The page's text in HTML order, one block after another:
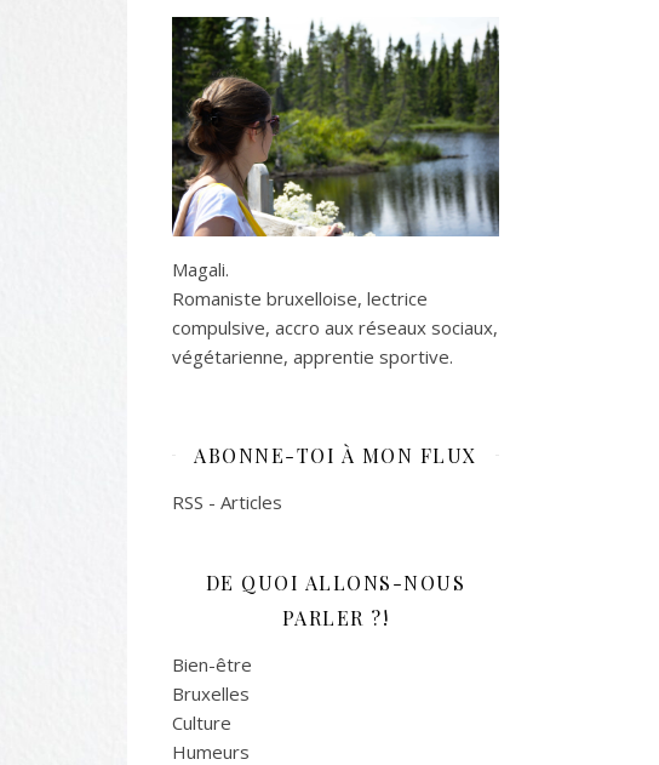
Magali.
Romaniste bruxelloise, lectrice
compulsive, accro aux réseaux sociaux,
végétarienne, apprentie sportive.
ABONNE-TOI À MON FLUX
RSS - Articles
DE QUOI ALLONS-NOUS
PARLER ?!
Bien-être
Bruxelles
Culture
Humeurs